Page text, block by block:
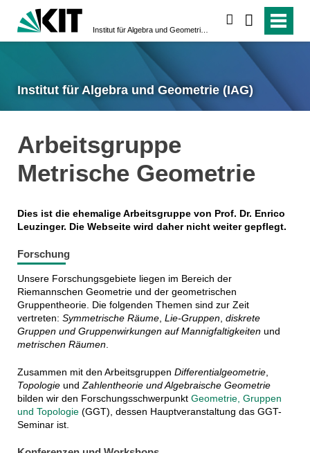
Institut für Algebra und Geometrie (IAG)
Arbeitsgruppe
Metrische Geometrie
Dies ist die ehemalige Arbeitsgruppe von Prof. Dr. Enrico
Leuzinger. Die Webseite wird daher nicht weiter gepflegt.
Forschung
Unsere Forschungsgebiete liegen im Bereich der
Riemannschen Geometrie und der geometrischen
Gruppentheorie. Die folgenden Themen sind zur Zeit
vertreten: Symmetrische Räume, Lie-Gruppen, diskrete
Gruppen und Gruppenwirkungen auf Mannigfaltigkeitenund
metrischen Räumen.
Zusammen mit den Arbeitsgruppen Differentialgeometrie,
Topologieund Zahlentheorie und Algebraische Geometrie
bilden wir den Forschungsschwerpunkt Geometrie, Gruppen
und Topologie(GGT), dessen Hauptveranstaltung das GGT-
Seminar ist.